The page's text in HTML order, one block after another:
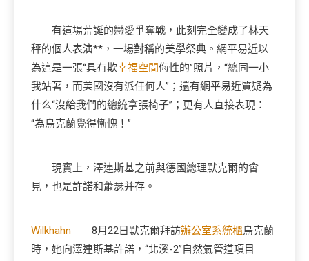
有這場荒誕的戀愛爭奪戰，此刻完全變成了林天
秤的個人表演**，一場對稱的美學祭典。網平易近以
為這是一張“具有欺幸福空間侮性的”照片，“總同一小
我站著，而美國沒有派任何人”；還有網平易近質疑為
什么“沒給我們的總統拿張椅子”；更有人直接表現：
“為烏克蘭覺得慚愧！”
現實上，澤連斯基之前與德國總理默克爾的會
見，也是許諾和蕭瑟并存。
Wilkhahn 8月22日默克爾拜訪辦公室系統櫃烏克蘭
時，她向澤連斯基許諾，“北溪-2”自然氣管道項目